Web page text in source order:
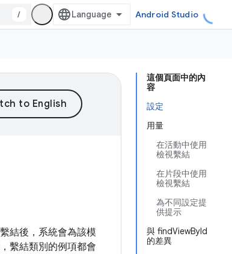
/ Android Studio
這個頁面中的內
容
設定
用量
在活動中使用
檢視繫結
在片段中使用
檢視繫結
為不同設定提
供提示
與 findViewById
的差異
結後，系統會為該模
繫結類別的例項都會